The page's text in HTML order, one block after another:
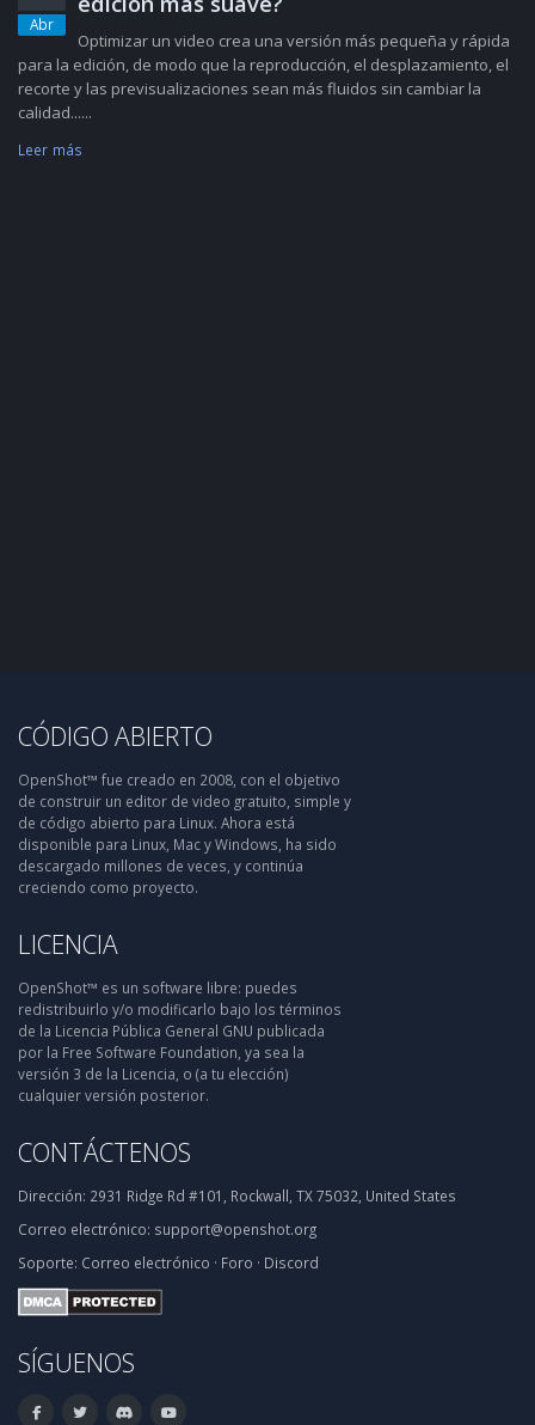
Abr
Optimizar un video crea una versión más pequeña y rápida
para la edición, de modo que la reproducción, el desplazamiento, el
recorte y las previsualizaciones sean más fluidos sin cambiar la
calidad......
Leer más
CÓDIGO ABIERTO
OpenShot™ fue creado en 2008, con el objetivo
de construir un editor de video gratuito, simple y
de código abierto para Linux. Ahora está
disponible para Linux, Mac y Windows, ha sido
descargado millones de veces, y continúa
creciendo como proyecto.
LICENCIA
OpenShot™ es un software libre: puedes
redistribuirlo y/o modificarlo bajo los términos
de la Licencia Pública General GNU publicada
por la Free Software Foundation, ya sea la
versión 3 de la Licencia, o (a tu elección)
cualquier versión posterior.
CONTÁCTENOS
Dirección: 2931 Ridge Rd #101, Rockwall, TX 75032, United States
Correo electrónico: support@openshot.org
Soporte: Correo electrónico · Foro · Discord
SÍGUENOS